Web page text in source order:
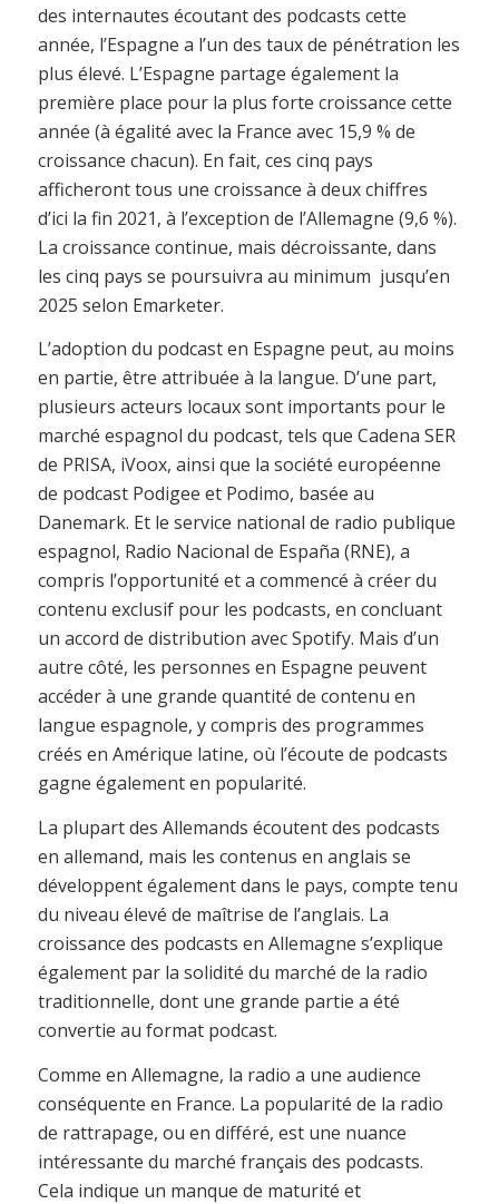
des internautes écoutant des podcasts cette
année, l’Espagne a l’un des taux de pénétration les
plus élevé. L’Espagne partage également la
première place pour la plus forte croissance cette
année (à égalité avec la France avec 15,9 % de
croissance chacun). En fait, ces cinq pays
afficheront tous une croissance à deux chiffres
d’ici la fin 2021, à l’exception de l’Allemagne (9,6 %).
La croissance continue, mais décroissante, dans
les cinq pays se poursuivra au minimum jusqu’en
2025 selon Emarketer.
L’adoption du podcast en Espagne peut, au moins
en partie, être attribuée à la langue. D’une part,
plusieurs acteurs locaux sont importants pour le
marché espagnol du podcast, tels que Cadena SER
de PRISA, iVoox, ainsi que la société européenne
de podcast Podigee et Podimo, basée au
Danemark. Et le service national de radio publique
espagnol, Radio Nacional de España (RNE), a
compris l’opportunité et a commencé à créer du
contenu exclusif pour les podcasts, en concluant
un accord de distribution avec Spotify. Mais d’un
autre côté, les personnes en Espagne peuvent
accéder à une grande quantité de contenu en
langue espagnole, y compris des programmes
créés en Amérique latine, où l’écoute de podcasts
gagne également en popularité.
La plupart des Allemands écoutent des podcasts
en allemand, mais les contenus en anglais se
développent également dans le pays, compte tenu
du niveau élevé de maîtrise de l’anglais. La
croissance des podcasts en Allemagne s’explique
également par la solidité du marché de la radio
traditionnelle, dont une grande partie a été
convertie au format podcast.
Comme en Allemagne, la radio a une audience
conséquente en France. La popularité de la radio
de rattrapage, ou en différé, est une nuance
intéressante du marché français des podcasts.
Cela indique un manque de maturité et